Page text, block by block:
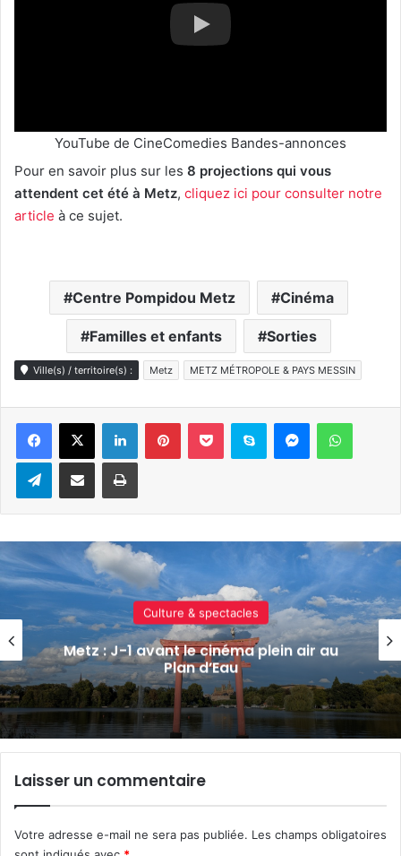
YouTube de CineComedies Bandes-annonces
Pour en savoir plus sur les 8 projections qui vous
attendent cet été à Metz, cliquez ici pour consulter notre
article à ce sujet.
Centre Pompidou Metz Cinéma
Familles et enfants Sorties
Ville(s) / territoire(s) : Metz METZ MÉTROPOLE & PAYS MESSIN
LinkedinPinterestPocket Skype Messenger
TelegramPartager par e-mail Imprimer
Culture & spectacles
Un festival de musique celte organisé au
parc archéologique de Bliesbruck les 7 et
8 août 2026
Laisser un commentaire
Votre adresse e-mail ne sera pas publiée. Les champs obligatoires